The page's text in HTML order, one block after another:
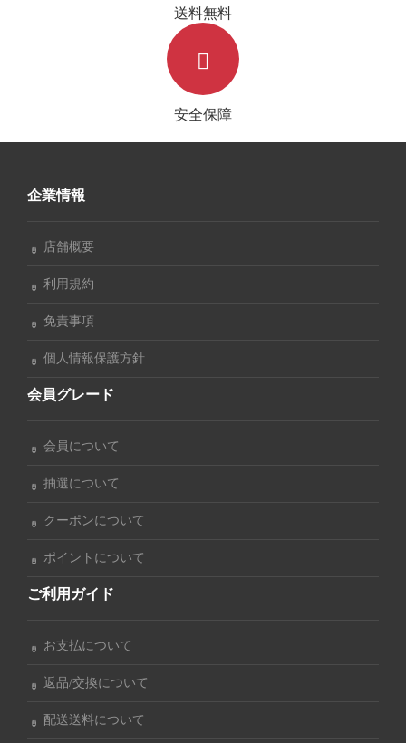
送料無料
安全保障
企業情報
店舗概要
利用規約
免責事項
個人情報保護方針
会員グレード
会員について
抽選について
クーポンについて
ポイントについて
ご利用ガイド
お支払について
返品/交換について
配送送料について